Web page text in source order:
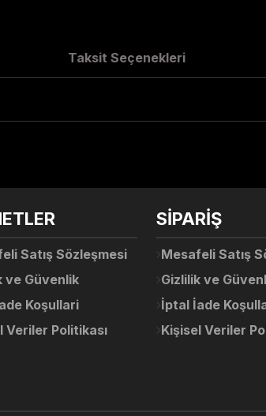
Taksit Seçenekleri
Yorum Yaz
Deneyimini Paylaş
Satış Sözleşmesi
ve Güvenlik
Koşullari
Veriler Politikası
SİPARİŞ
Mesafeli Satış
Gizlilik ve
İptal İade
Kişisel Veriler